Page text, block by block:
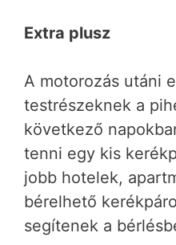
Extra plusz
A motorozás utáni
testrészeknek a
következő
tenni egy kis
jobb hotelek,
bérelhető
segítenek a